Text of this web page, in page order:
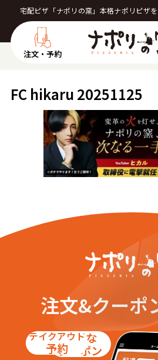
宅配ピザ「ナポリの窯」本格ナポリピザ
注文・予約
FC hikaru 20251125
注文&クーポ
お得な
クーポン
テイクアウト
予約